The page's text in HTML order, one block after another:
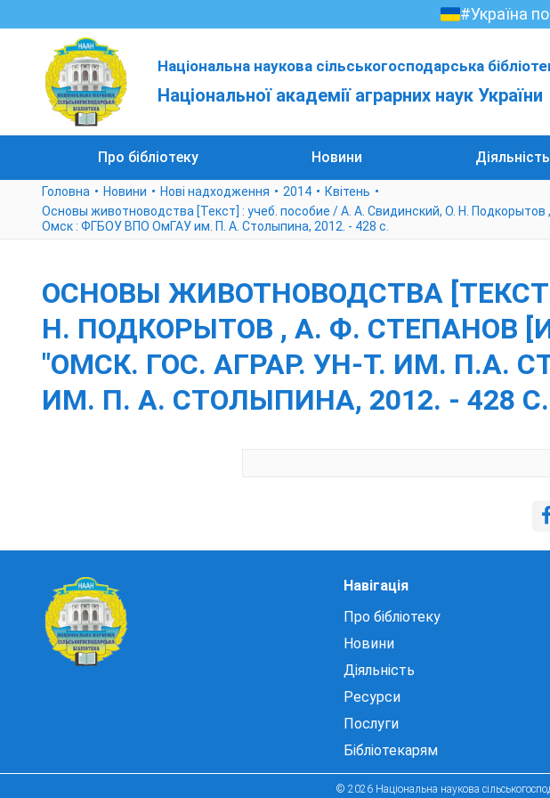
#Україна
Національна наукова сільськогосподарська
Національної академії аграрних наук України
Про бібліотеку Новини Діяльність
Головна Новини Нові надходження 2014
Квітень
Основы животноводства [Текст] : учеб. пособие / А. А. Свидинский, О. Н.
Омск : ФГБОУ ВПО ОмГАУ им. П. А. Столыпина, 2012. - 428 с.
ОСНОВЫ ЖИВОТНОВОДСТВА
Н. ПОДКОРЫТОВ , А. Ф. СТЕПАНОВ
"ОМСК. ГОС. АГРАР. УН-Т. ИМ. П.А.
ИМ. П. А. СТОЛЫПИНА, 2012. - 428 С.
Навігація
Про бібліотеку
Новини
Діяльність
Ресурси
Послуги
Бібліотекарям
© 2026 Національна наукова